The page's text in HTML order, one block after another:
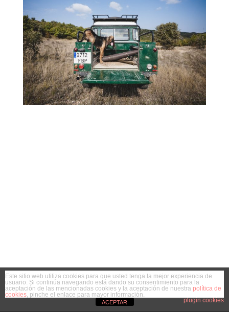
Este sitio web utiliza cookies para que usted tenga la mejor experiencia de
usuario. Si continúa navegando está dando su consentimiento para la
aceptación de las mencionadas cookies y la aceptación de nuestra política de
cookies, pinche el enlace para mayor información.
plugin cookies
ACEPTAR